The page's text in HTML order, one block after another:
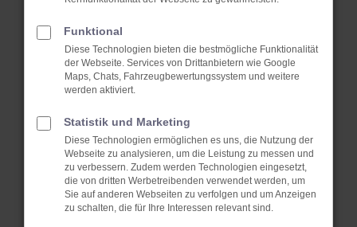
anderen Browser oder in einem privaten
Fenster?
Starte dein Gerät neu.
Das kann manchmal helfen, vorübergehende
Stelle sicher, dass dein Browser und dein
Betriebssystem auf dem neuesten Stand
sind.
Veraltete Software birgt nicht nur ein
Sicherheitsrisiko, sondern kann auch dazu
Funktional
Diese Technologien bieten die bestmögliche Funktionalität
der Webseite. Services von Drittanbietern wie Google
Maps, Chats, Fahrzeugbewertungssystem und weitere
werden aktiviert.
Statistik und Marketing
Diese Technologien ermöglichen es uns, die Nutzung der
Webseite zu analysieren, um die Leistung zu messen und
zu verbessern. Zudem werden Technologien eingesetzt,
die von dritten Werbetreibenden verwendet werden, um
Sie auf anderen Webseiten zu verfolgen und um Anzeigen
zu schalten, die für Ihre Interessen relevant sind.